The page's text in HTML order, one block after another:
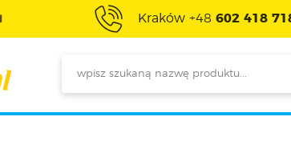
Kraków +48 602 418